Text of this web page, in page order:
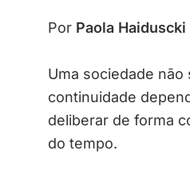
Por Paola Haiduscki
Uma sociedade
continuidade
deliberar de forma
do tempo.